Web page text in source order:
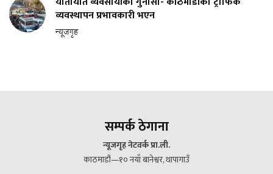
व्यवस्थापन प्रभावकारी भएन
न्यूजगृह
सम्पर्क ठेगाना
न्यूजगृह नेटवर्क प्रा.ली.
काठमाडौं—१० नयाँ बानेश्वर, थापागाउँ